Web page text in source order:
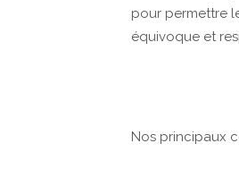
pour permettre
équivoque et
Nos principaux